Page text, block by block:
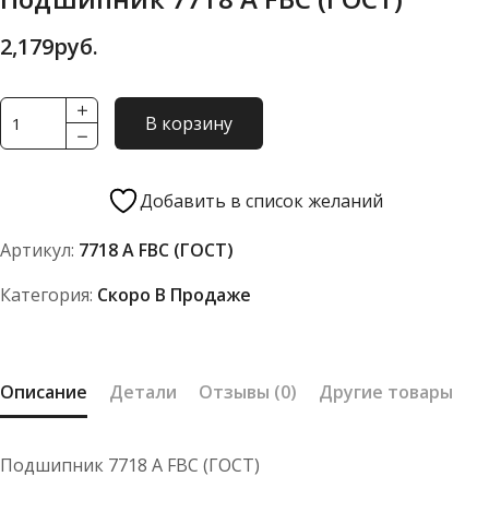
2,179руб.
Количество
товара
FBC
В корзину
Добавить в список желаний
Артикул: 7718 А FBC (ГОСТ)
Категория: Скоро В Продаже
Описание Детали Отзывы (0) Другие товары
Подшипник 7718 А FBC (ГОСТ)